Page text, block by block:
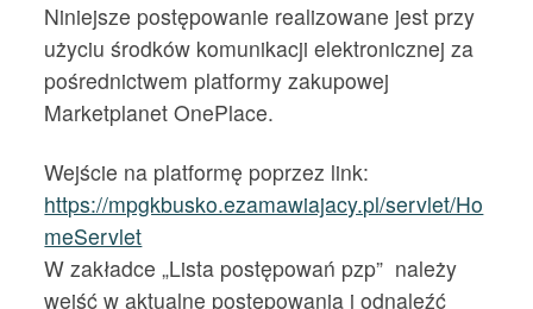
Niniejsze postępowanie realizowane jest przy
użyciu środków komunikacji elektronicznej za
pośrednictwem platformy zakupowej
Marketplanet OnePlace.
Wejście na platformę poprzez link:
https://mpgkbusko.ezamawiajacy.pl/servlet/Ho
meServlet
W zakładce „Lista postępowań pzp” należy
wejść w aktualne postępowania i odnaleźć